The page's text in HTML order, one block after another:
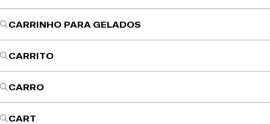
CARRINHO PARA GELADOS
CARRITO
CARRO
CART